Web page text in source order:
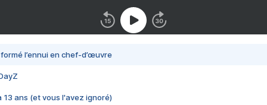
l’ennui en chef-d’œuvre
13 ans (et vous l'avez ignoré)